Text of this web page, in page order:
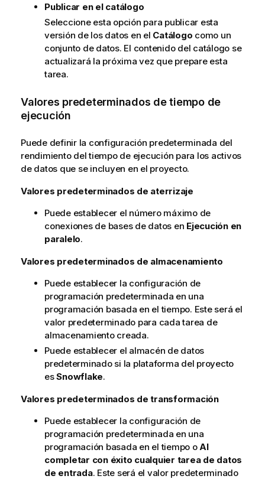
Publicar en el catálogo
Seleccione esta opción para publicar esta
versión de los datos en el Catálogo como un
conjunto de datos. El contenido del catálogo se
actualizará la próxima vez que prepare esta
tarea.
Valores predeterminados de tiempo de
ejecución
Puede definir la configuración predeterminada del
rendimiento del tiempo de ejecución para los activos
de datos que se incluyen en el proyecto.
Valores predeterminados de aterrizaje
Puede establecer el número máximo de
conexiones de bases de datos en Ejecución en
paralelo.
Valores predeterminados de almacenamiento
Puede establecer la configuración de
programación predeterminada en una
programación basada en el tiempo. Este será el
valor predeterminado para cada tarea de
almacenamiento creada.
Puede establecer el almacén de datos
predeterminado si la plataforma del proyecto
esSnowflake.
Valores predeterminados de transformación
Puede establecer la configuración de
programación predeterminada en una
programación basada en el tiempo o Al
completar con éxito cualquier tarea de datos
de entrada. Este será el valor predeterminado